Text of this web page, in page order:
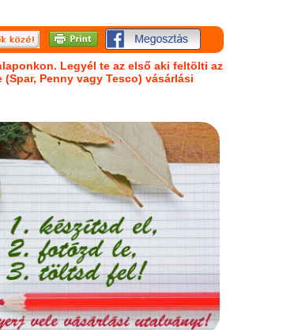
Legyél te az első aki feltölti az
Penny vagy Tesco) vásárlási